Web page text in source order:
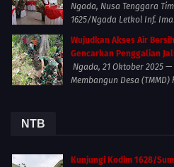
Ngada, Nusa Tenggara
1625/Ngada Letkol Inf.
Wujudkan Akses Air
Gencarkan Penggalian
Ngada, 21 Oktober 2025
Membangun Desa (TMMD)
NTB
Kunjungi Kodim 1628/